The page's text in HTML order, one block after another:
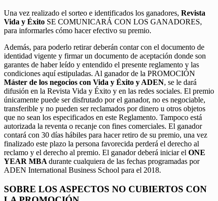
Una vez realizado el sorteo e identificados los ganadores, Revista
Vida y Éxito SE COMUNICARÁ CON LOS GANADORES,
para informarles cómo hacer efectivo su premio.
Además, para poderlo retirar deberán contar con el documento de
identidad vigente y firmar un documento de aceptación donde son
garantes de haber leído y entendido el presente reglamento y las
condiciones aquí estipuladas. Al ganador de la PROMOCIÓN
Máster de los negocios con Vida y Éxito y ADEN, se le dará
difusión en la Revista Vida y Éxito y en las redes sociales. El premio
únicamente puede ser disfrutado por el ganador, no es negociable,
transferible y no pueden ser reclamados por dinero u otros objetos
que no sean los especificados en este Reglamento. Tampoco está
autorizada la reventa o recanje con fines comerciales. El ganador
contará con 30 días hábiles para hacer retiro de su premio, una vez
finalizado este plazo la persona favorecida perderá el derecho al
reclamo y el derecho al premio. El ganador deberá iniciar el ONE
YEAR MBA durante cualquiera de las fechas programadas por
ADEN International Business School para el 2018.
SOBRE LOS ASPECTOS NO CUBIERTOS CON